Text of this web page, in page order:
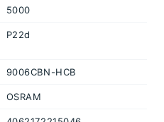
5000
P22d
9006CBN-HCB
OSRAM